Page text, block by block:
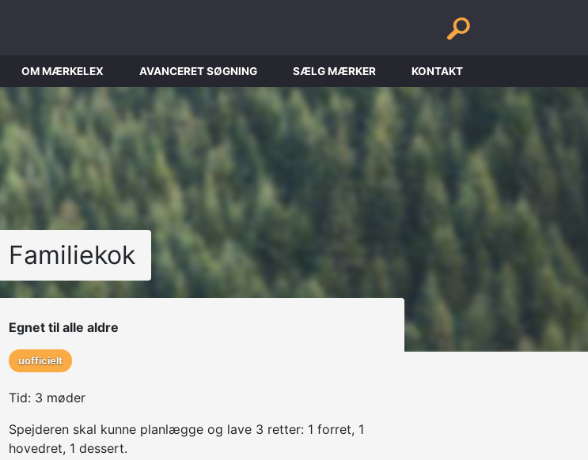
OM MÆRKELEX AVANCERET SØGNING SÆLG MÆRKER KONTAKT
Familiekok
Egnet til alle aldre
uofficielt
Tid: 3 møder
Spejderen skal kunne planlægge og lave 3 retter: 1 forret, 1
hovedret, 1 dessert.